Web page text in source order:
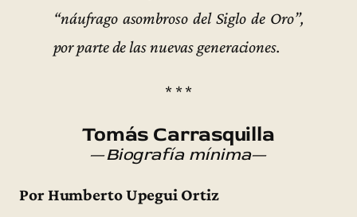
“náufrago asombroso del Siglo de Oro”,
por parte de las nuevas generaciones.
* * *
Tomás Carrasquilla
—Biografía mínima—
Por Humberto Upegui Ortiz